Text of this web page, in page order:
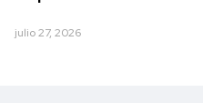
julio 27, 2026